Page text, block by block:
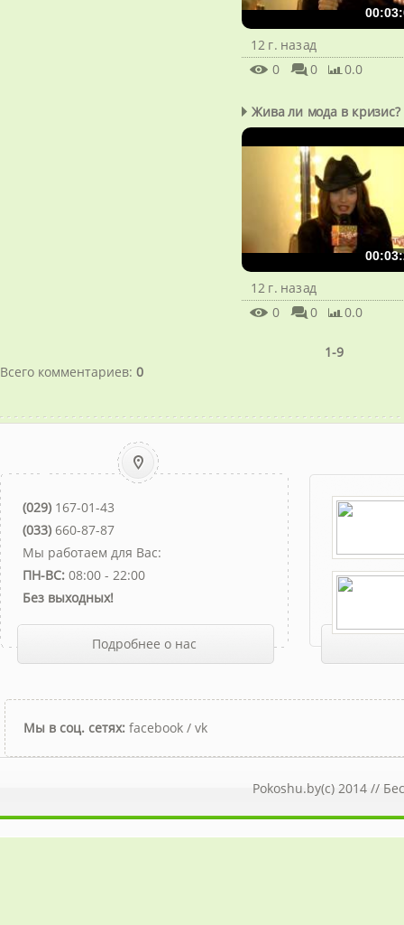
12 г. назад
0
0 0.0
Жива ли мода в кризис?
12 г. назад
0
0 0.0
1-9
Всего комментариев: 0
(029) 167-01-43
(033) 660-87-87
Мы работаем для Вас:
ПН-ВС: 08:00 - 22:00
Без выходных!
Подробнее о нас
Мы в соц. сетях: facebook / vk
Pokoshu.by(c) 2014 //